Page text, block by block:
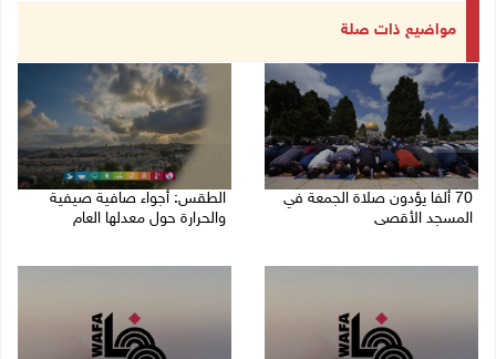
مواضيع ذات صلة
70 ألفا يؤدون صلاة الجمعة في
المسجد الأقصى
الطقس: أجواء صافية صيفية
والحرارة حول معدلها العام